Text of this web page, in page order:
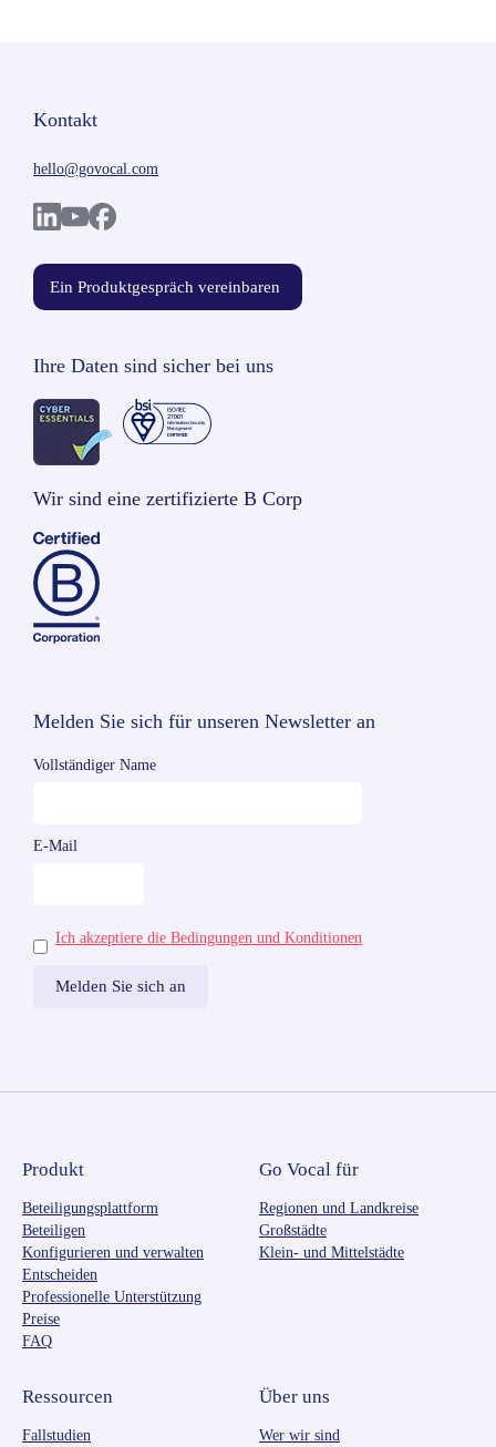
Kontakt
hello@govocal.com
Ein Produktgespräch vereinbaren
Ihre Daten sind sicher bei uns
Wir sind eine zertifizierte B Corp
Melden Sie sich für unseren Newsletter an
Vollständiger Name
E-Mail
Ich akzeptiere die Bedingungen und Konditionen
Produkt
Beteiligungsplattform
Beteiligen
Konfigurieren und verwalten
Entscheiden
Professionelle Unterstützung
Preise
FAQ
Go Vocal für
Regionen und Landkreise
Großstädte
Klein- und Mittelstädte
Ressourcen
Fallstudien
Über uns
Wer wir sind